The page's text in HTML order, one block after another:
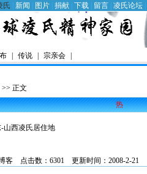
氏 新闻 图片 捐献 下载 留言 凌氏论坛
传说 宗亲会
>> 正文
热
-山西凌氏居住地
客 点击数：6301 更新时间：2008-2-21